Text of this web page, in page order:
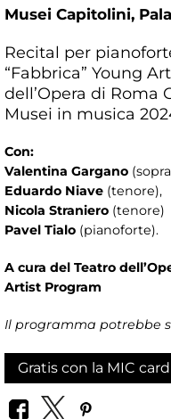
Musei Capitolini,
Recital per
“Fabbrica” Young
dell’Opera di Roma
Musei in musica
Con:
Valentina Gargano
Eduardo Niave (tenore),
Nicola Straniero (tenore)
Pavel Tialo (pianoforte).
A cura del Teatro
Artist Program
Il programma potrebbe
Gratis con la MIC card